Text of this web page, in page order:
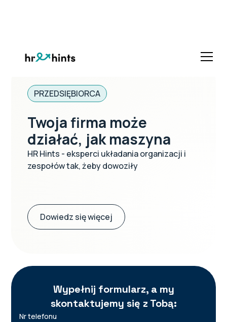
PRZEDSIĘBIORCA
Twoja firma może
działać, jak maszyna
HR Hints - eksperci układania organizacji i
zespołów tak, żeby dowoziły
Dowiedz się więcej
Wypełnij formularz, a my
skontaktujemy się z Tobą:
Nr telefonu